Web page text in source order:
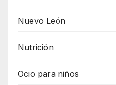
Nuevo León
Nutrición
Ocio para niños